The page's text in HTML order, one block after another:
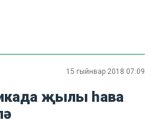
15 гыйнвар 2018 07:09
җылы һава